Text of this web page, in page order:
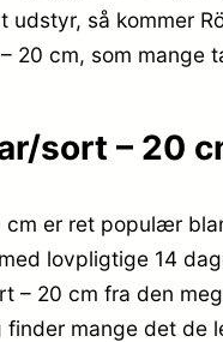
udstyr, så kommer
20 cm, som mange
sort – 20
cm er ret populær
lovpligtige 14
– 20 cm fra den
mange det de